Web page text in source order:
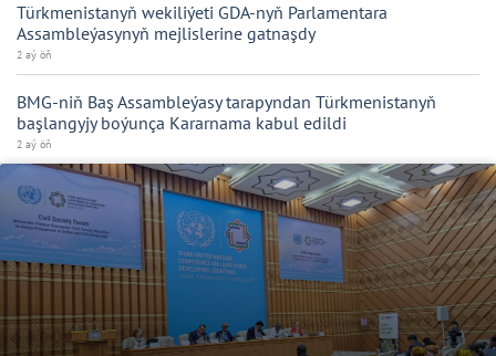
Türkmenistanyň wekiliýeti GDA-nyň Parlamentara
Assambleýasynyň mejlislerine gatnaşdy
2 aý öň
BMG-niň Baş Assambleýasy tarapyndan Türkmenistanyň
başlangyjy boýunça Kararnama kabul edildi
2 aý öň